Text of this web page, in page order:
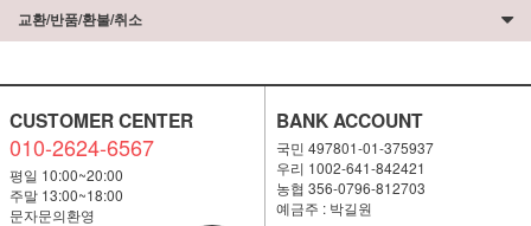
교환/반품/환불/취소
CUSTOMER CENTER
010-2624-6567
평일 10:00~20:00
주말 13:00~18:00
문자문의환영
BANK ACCOUNT
국민 497801-01-375937
우리 1002-641-842421
농협 356-0796-812703
예금주 : 박길원